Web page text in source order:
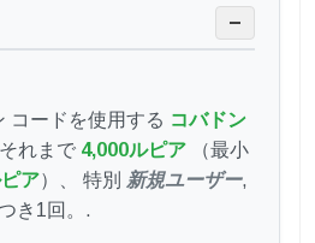
−
コードを使用する コバドン
それまで 4,000ルピア （最小
ア）、 特別 新規ユーザー,
き1回。.